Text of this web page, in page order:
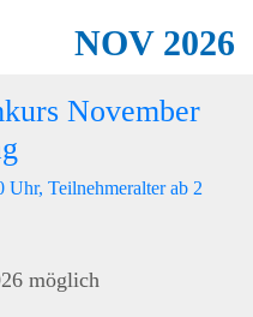
NOV2026
November
Teilnehmeralter ab 2
möglich